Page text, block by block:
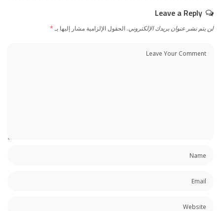
Leave a Reply
لن يتم نشر عنوان بريدك الإلكتروني.الحقول الإلزامية مشار إليها بـ*